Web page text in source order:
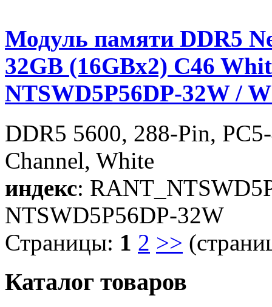
Модуль памяти DDR5
32GB (16GBx2) C46
NTSWD5P56DP-32W /
DDR5 5600, 288-Pin,
Channel, White
индекс:
NTSWD5P56DP-32W
Страницы: 1 2 >>
Каталог товаров